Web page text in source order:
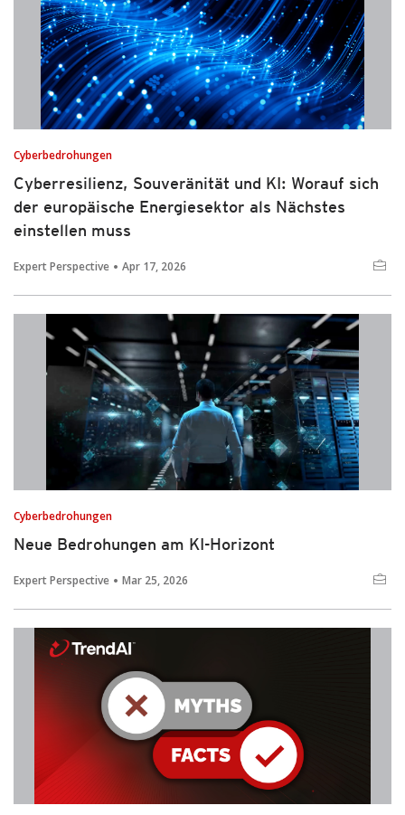
Cyberbedrohungen
Cyberresilienz, Souveränität und KI: Worauf sich
der europäische Energiesektor als Nächstes
einstellen muss
Expert Perspective Apr 17, 2026
Cyberbedrohungen
Neue Bedrohungen am KI-Horizont
Expert Perspective Mar 25, 2026